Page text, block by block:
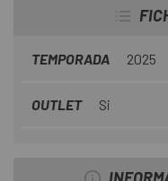
TEMPORADA 2025
OUTLET Si